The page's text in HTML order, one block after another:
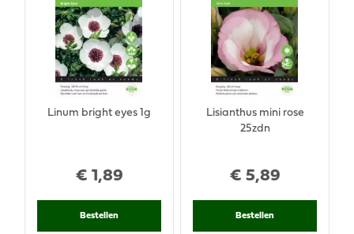
€ 1 ,89
Linum bright eyes 1g
Bestellen
€ 5,89
Lisianthus mini rose
25zdn
Bestellen